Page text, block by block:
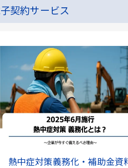
契約サービス
熱中症対策義務化・補助金資